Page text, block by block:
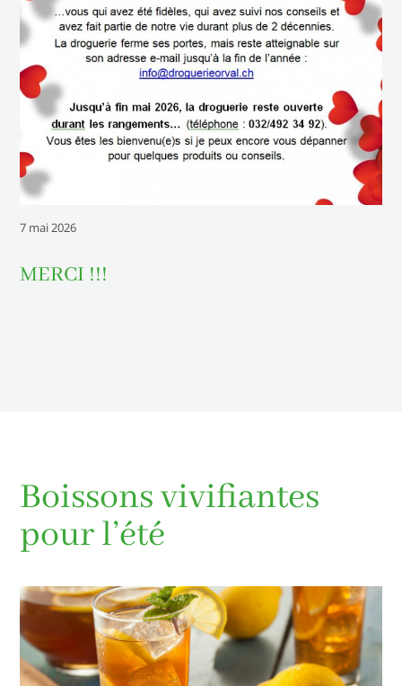
7 mai 2026
MERCI !!!
Boissons vivifiantes
pour l’été